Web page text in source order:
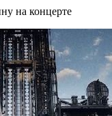
на концерте